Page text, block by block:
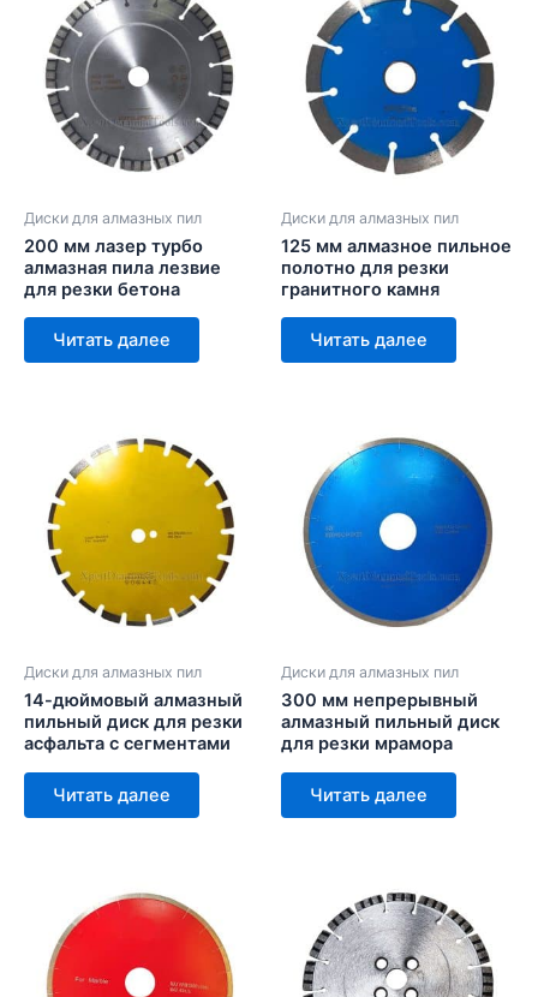
Диски для алмазных пил
200 мм лазер турбо
алмазная пила лезвие
для резки бетона
Читать далее
Диски для алмазных пил
125 мм алмазное пильное
полотно для резки
гранитного камня
Читать далее
Диски для алмазных пил
14-дюймовый алмазный
пильный диск для резки
асфальта с сегментами
Читать далее
Диски для алмазных пил
300 мм непрерывный
алмазный пильный диск
для резки мрамора
Читать далее